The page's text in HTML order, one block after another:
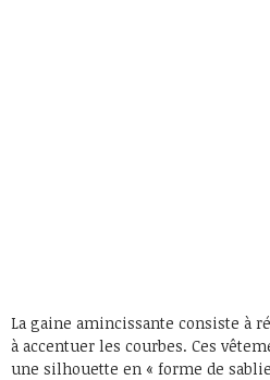
La gaine amincissante consiste à
à accentuer les courbes. Ces
une silhouette en « forme de